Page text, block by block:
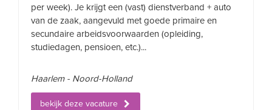
per week). Je krijgt een (vast) dienstverband + auto
van de zaak, aangevuld met goede primaire en
secundaire arbeidsvoorwaarden (opleiding,
studiedagen, pensioen, etc.)...
Haarlem - Noord-Holland
bekijk deze vacature